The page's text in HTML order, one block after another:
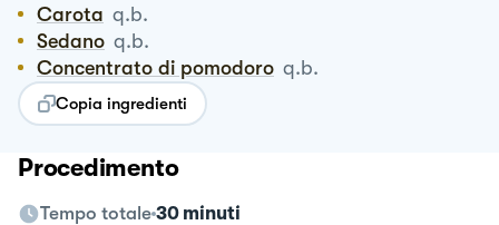
Carota q.b.
Sedano q.b.
Concentrato di pomodoro q.b.
Copia ingredienti
Procedimento
Tempo totale 30 minuti